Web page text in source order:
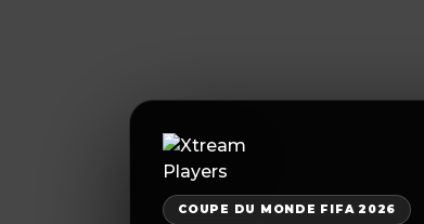
COUPE DU MONDE FIFA 2026